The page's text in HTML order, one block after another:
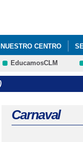
NUESTRO CENTRO
CEIP SAGRADO
EXCURSIÓN A CUENCA
EducamosCLM
Carnaval